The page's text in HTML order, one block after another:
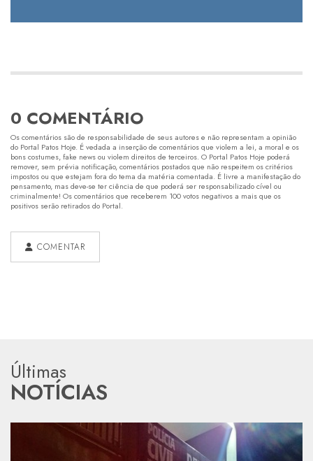
0 COMENTÁRIO
Os comentários são de responsabilidade de seus autores e não representam a opinião
do Portal Patos Hoje. É vedada a inserção de comentários que violem a lei, a moral e os
bons costumes, fake news ou violem direitos de terceiros. O Portal Patos Hoje poderá
remover, sem prévia notificação, comentários postados que não respeitem os critérios
impostos ou que estejam fora do tema da matéria comentada. É livre a manifestação do
pensamento, mas deve-se ter ciência de que poderá ser responsabilizado cível ou
criminalmente! Os comentários que receberem 100 votos negativos a mais que os
positivos serão retirados do Portal.
COMENTAR
Últimas
NOTÍCIAS